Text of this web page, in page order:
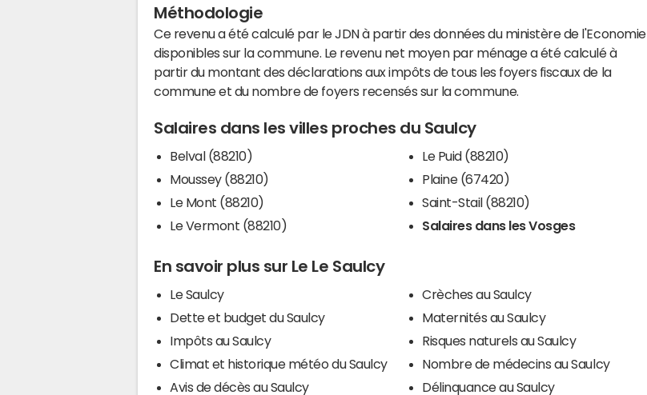
Méthodologie
Ce revenu a été calculé par le JDN à partir des données du ministère de l'Economie
disponibles sur la commune. Le revenu net moyen par ménage a été calculé à
partir du montant des déclarations aux impôts de tous les foyers fiscaux de la
commune et du nombre de foyers recensés sur la commune.
Salaires dans les villes proches du Saulcy
Belval (88210)
Moussey (88210)
Le Mont (88210)
Le Vermont (88210)
Le Puid (88210)
Plaine (67420)
Saint-Stail (88210)
Salaires dans les Vosges
En savoir plus sur Le Le Saulcy
Le Saulcy
Dette et budget du Saulcy
Impôts au Saulcy
Climat et historique météo du Saulcy
Avis de décès au Saulcy
Crèches au Saulcy
Maternités au Saulcy
Risques naturels au Saulcy
Nombre de médecins au Saulcy
Délinquance au Saulcy